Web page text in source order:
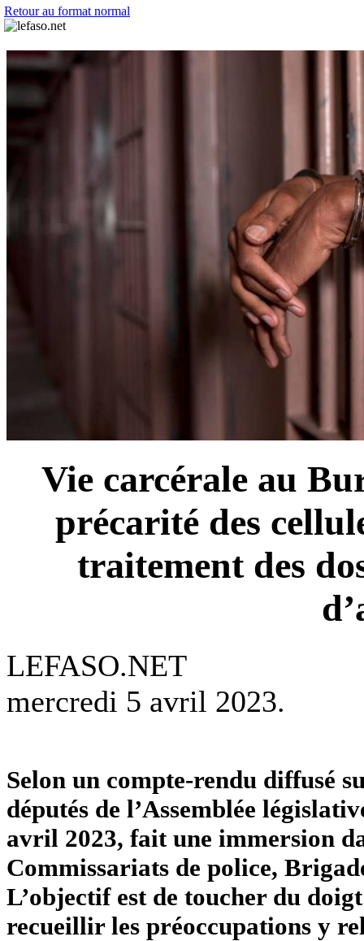
Retour au format normal
Vie carcérale au
précarité des
traitement des
LEFASO.NET
mercredi 5 avril 2023.
Selon un compte-rendu diffusé
députés de l’Assemblée
avril 2023, fait une immersion
Commissariats de police,
L’objectif est de toucher du
recueillir les préoccupations y